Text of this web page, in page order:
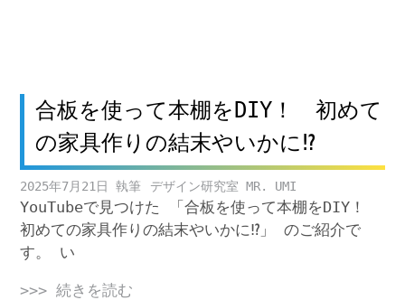
合板を使って本棚をDIY！ 初めて
の家具作りの結末やいかに⁉
2025年7月21日 デザイン研究室 MR. UMI
YouTubeで見つけた 「合板を使って本棚をDIY！
初めての家具作りの結末やいかに⁉」 のご紹介で
す。 い
>>> 続きを読む